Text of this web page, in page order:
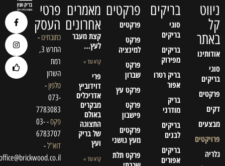
ניווט
קל
באתר
אודותינו
סוגי
בריקים
פרקטים
דקים
מבצעים
פרויקטים
גלריה
בריקים
סוגי
בריקים
בריקים
מפירוק
בריק רטרו
אפור
בריק
מודרני
בריקים
לבנים
בריקים
אפורים
פרקטים
פרקטים
פרקט
למינציה
פרקט
שברון
פרקט עץ
פרקט
פישבון
פרקטים
מעץ גושני
פרקט תלת
מאמרים
אחרונים
קצת מעבר
לעץ…
קרא עוד »
פרי
דוידוביץ
אדריכלים
מבקרים
באולם
התצוגה
של בריק
ועץ
קרא עוד »
פרטי
העסק
כתובתינו-
החרש 3,
רמת
השרון
טלפון-
073-
7783083
פקס
- 03-
6783707
דוא"ל-
office@brickwood.co.il